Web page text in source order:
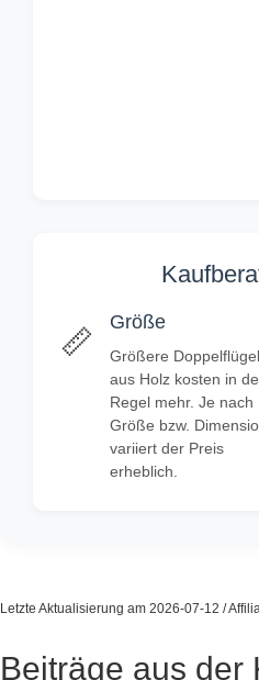
📏
Größe
Größere
aus Holz kosten in
Regel mehr. Je nach
Größe bzw.
variiert der Preis
erheblich.
Letzte Aktualisierung am 2026-07-12 /
Beiträge aus der